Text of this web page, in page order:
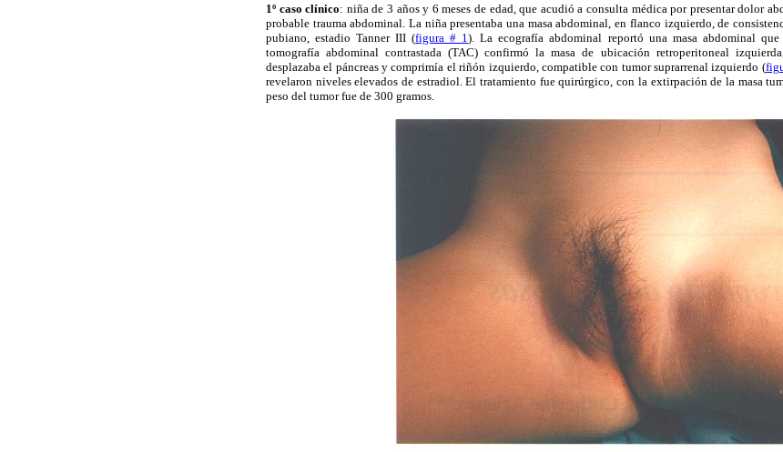
1º caso clínico: niña de 3 años y 6 meses de edad, que acudió a consulta médica por presentar dolor
probable trauma abdominal. La niña presentaba una masa abdominal, en flanco izquierdo, de
pubiano, estadio Tanner III (figura # 1). La ecografía abdominal reportó una masa abdominal
tomografía abdominal contrastada (TAC) confirmó la masa de ubicación retroperitoneal
desplazaba el páncreas y comprimía el riñón izquierdo, compatible con tumor suprarrenal izquierdo (
revelaron niveles elevados de estradiol. El tratamiento fue quirúrgico, con la extirpación de la masa
peso del tumor fue de 300 gramos.